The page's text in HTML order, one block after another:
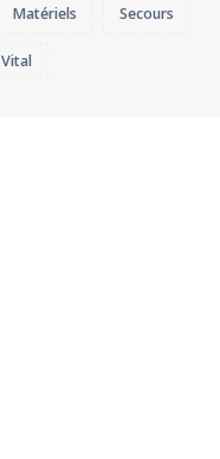
Matériels Secours
Vital